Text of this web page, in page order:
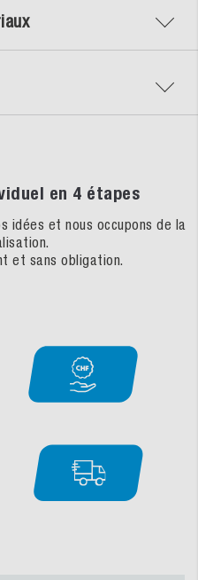
en 4 étapes
idées et nous occupons de la
et sans obligation.